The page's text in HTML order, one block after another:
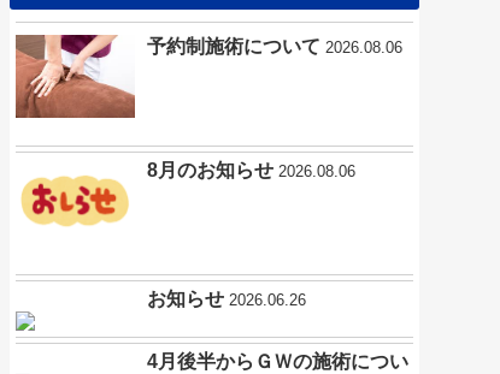
予約制施術について 2026.08.06
8月のお知らせ 2026.08.06
お知らせ 2026.06.26
4月後半からＧＷの施術につい